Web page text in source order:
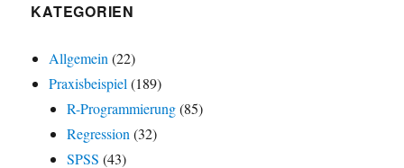
KATEGORIEN
Allgemein (22)
Praxisbeispiel (189)
R-Programmierung(85)
Regression (32)
SPSS (43)